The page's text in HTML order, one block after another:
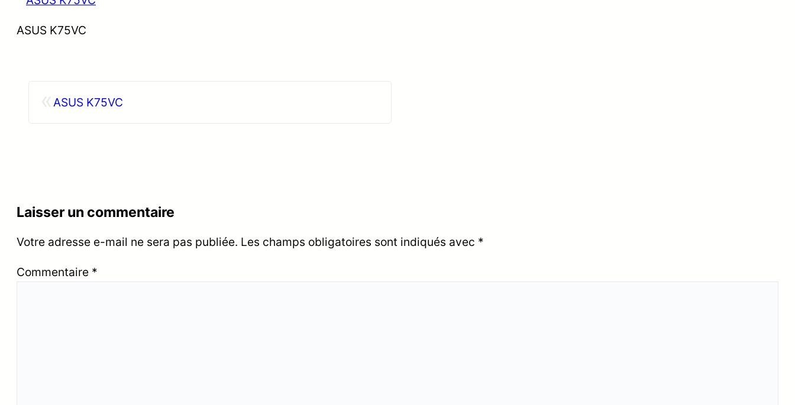
ASUS K75VC
ASUS K75VC
Laisser un commentaire
Votre adresse e-mail ne sera pas publiée. Les champs obligatoires sont indiqués avec *
Commentaire *